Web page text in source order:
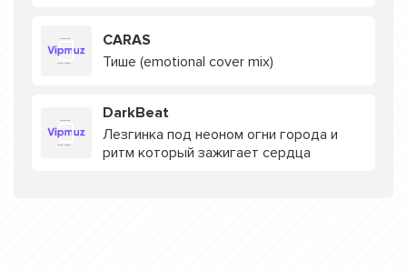
CARAS
Тише (emotional cover mix)
DarkBeat
Лезгинка под неоном огни города и
ритм который зажигает сердца